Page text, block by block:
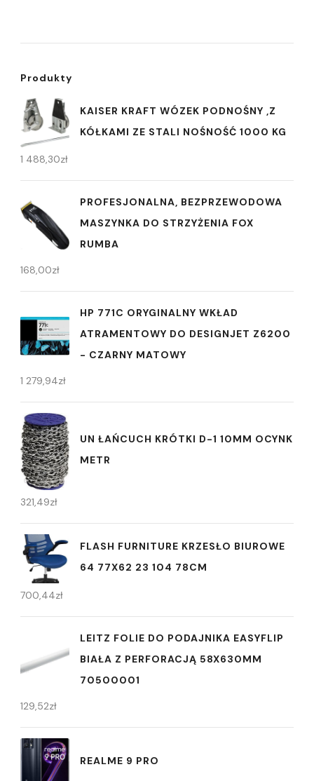
Produkty
KAISER KRAFT WÓZEK PODNOŚNY ,Z
KÓŁKAMI ZE STALI NOŚNOŚĆ 1000 KG
1 488,30zł
PROFESJONALNA, BEZPRZEWODOWA
MASZYNKA DO STRZYŻENIA FOX
RUMBA
168,00zł
HP 771C ORYGINALNY WKŁAD
ATRAMENTOWY DO DESIGNJET Z6200
- CZARNY MATOWY
1 279,94zł
UN ŁAŃCUCH KRÓTKI D-1 10MM OCYNK
METR
321,49zł
FLASH FURNITURE KRZESŁO BIUROWE
64 77X62 23 104 78CM
700,44zł
LEITZ FOLIE DO PODAJNIKA EASYFLIP
BIAŁA Z PERFORACJĄ 58X630MM
70500001
129,52zł
REALME 9 PRO